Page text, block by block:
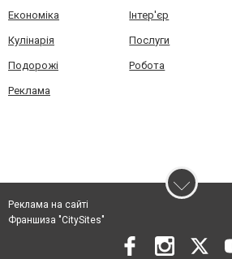
Економіка Інтер'єр
Кулінарія Послуги
Подорожі Робота
Реклама
Реклама на сайті
Франшиза "CitySites"